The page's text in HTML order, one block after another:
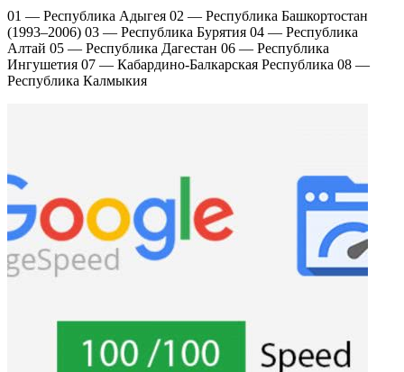
01 — Республика Адыгея 02 — Республика Башкортостан
(1993–2006) 03 — Республика Бурятия 04 — Республика
Алтай 05 — Республика Дагестан 06 — Республика
Ингушетия 07 — Кабардино-Балкарская Республика 08 —
Республика Калмыкия